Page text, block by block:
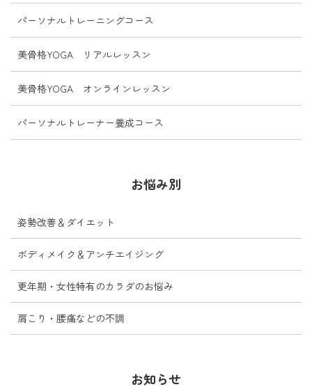
パーソナルトレーニングコース
美骨格YOGA リアルレッスン
美骨格YOGA オンラインレッスン
パーソナルトレーナー養成コース
お悩み別
姿勢改善＆ダイエット
ボディメイク＆アンチエイジング
更年期・女性特有のカラダのお悩み
肩こり・腰痛などの不調
お知らせ